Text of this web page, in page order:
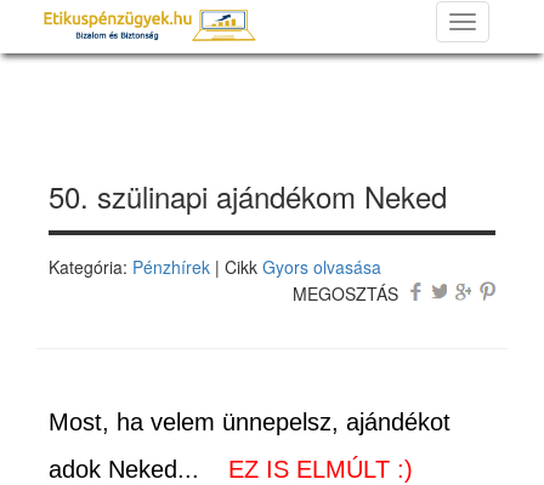
Toggle
navigation
50. szülinapi ajándékom Neked
Kategória: Pénzhírek | Cikk Gyors olvasása
MEGOSZTÁS
Most, ha velem ünnepelsz, ajándékot
adok Neked... EZ IS ELMÚLT :)